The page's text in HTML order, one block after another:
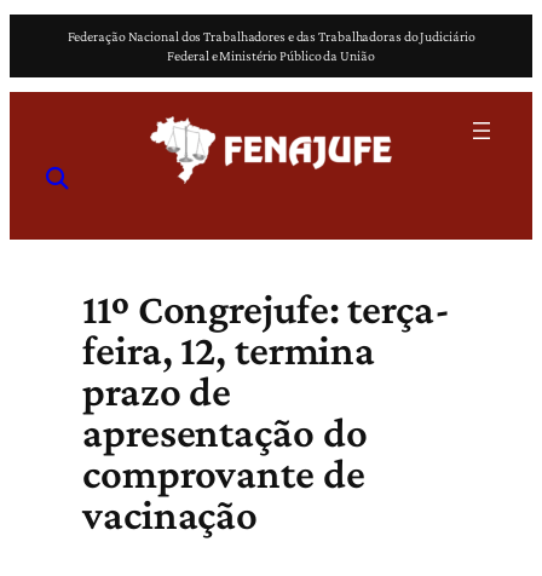
o
Federação Nacional dos Trabalhadores e das Trabalhadoras do Judiciário
Federal e Ministério Público da União
11º Congrejufe: terça-
feira, 12, termina
prazo de
apresentação do
comprovante de
vacinação